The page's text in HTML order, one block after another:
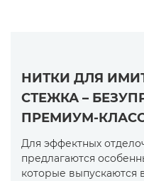
НИТКИ ДЛЯ
СТЕЖКА –
ПРЕМИУМ-
Для эффектных
предлагаются
которые выпускаются